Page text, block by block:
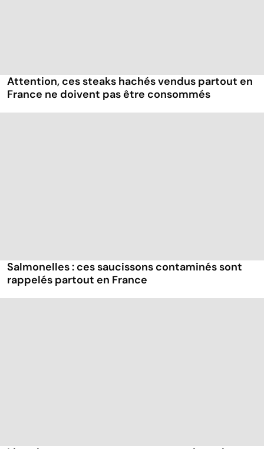
Attention, ces steaks hachés vendus partout en
France ne doivent pas être consommés
Salmonelles : ces saucissons contaminés sont
rappelés partout en France